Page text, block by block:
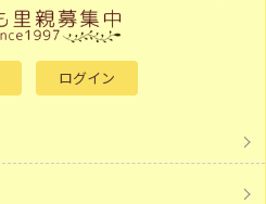
ログイン